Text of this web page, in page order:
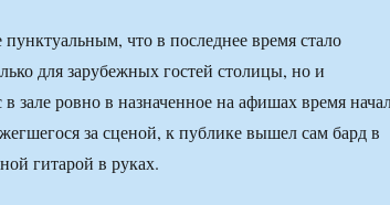
что в последнее время стало
для зарубежных гостей столицы, но и
зале ровно в назначенное на афишах время
за сценой, к публике вышел сам бард в
гитарой в руках.